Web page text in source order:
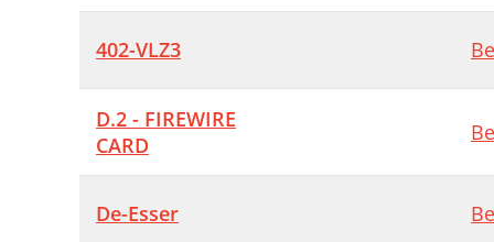
402-VLZ3
D.2 - FIREWIRE
CARD
De-Esser